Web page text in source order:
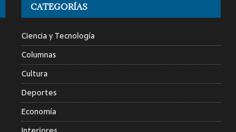
CATEGORÍAS
Ciencia y Tecnología
Columnas
Cultura
Deportes
Economía